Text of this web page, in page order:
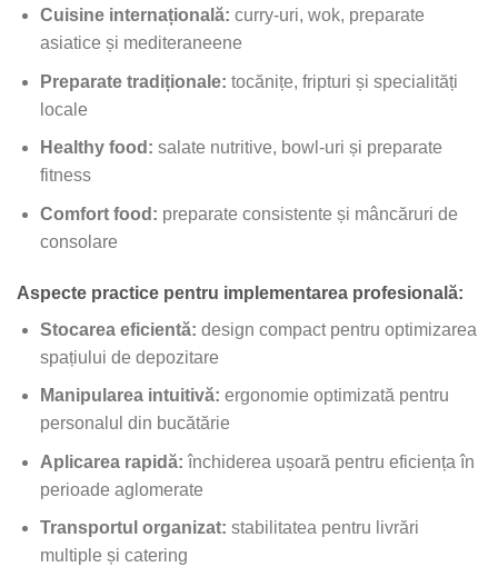
Cuisine internațională: curry-uri, wok, preparate
asiatice și mediteraneene
Preparate tradiționale: tocănițe, fripturi și specialități
locale
Healthy food: salate nutritive, bowl-uri și preparate
fitness
Comfort food: preparate consistente și mâncăruri de
consolare
Aspecte practice pentru implementarea profesională:
Stocarea eficientă: design compact pentru optimizarea
spațiului de depozitare
Manipularea intuitivă: ergonomie optimizată pentru
personalul din bucătărie
Aplicarea rapidă: închiderea ușoară pentru eficiența în
perioade aglomerate
Transportul organizat: stabilitatea pentru livrări
multiple și catering